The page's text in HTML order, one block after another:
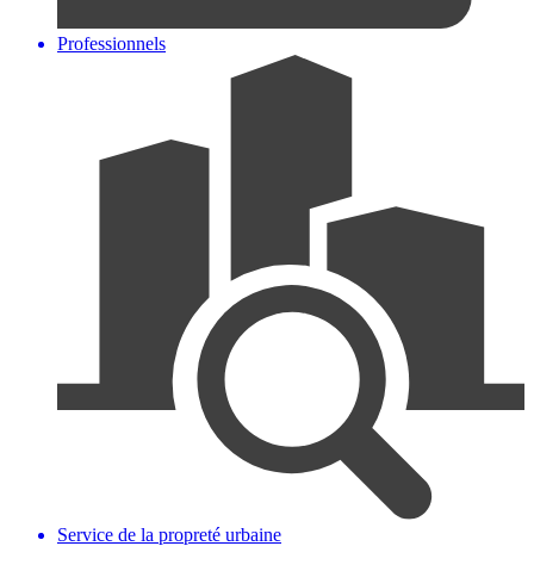
Professionnels
Service de la propreté urbaine